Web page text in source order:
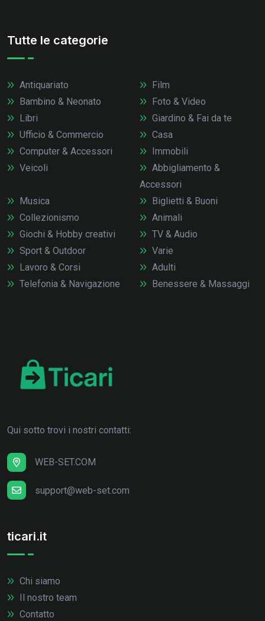
Tutte le categorie
Antiquariato
Bambino & Neonato
Libri
Ufficio & Commercio
Computer & Accessori
Veicoli
Film
Foto & Video
Giardino & Fai da te
Casa
Immobili
Abbigliamento &
Accessori
Musica
Collezionismo
Giochi & Hobby creativi
Sport & Outdoor
Lavoro & Corsi
Telefonia & Navigazione
Biglietti & Buoni
Animali
TV & Audio
Varie
Adulti
Benessere & Massaggi
Qui sotto trovi i nostri contatti:
WEB-SET.COM
support@web-set.com
ticari.it
Chi siamo
Il nostro team
Contatto